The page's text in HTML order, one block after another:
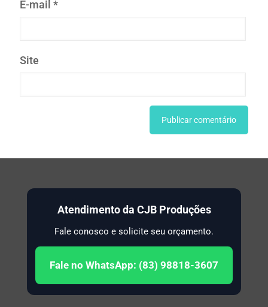
E-mail *
Site
Atendimento da CJB Produções
Fale conosco e solicite seu orçamento.
Fale no WhatsApp: (83) 98818-3607